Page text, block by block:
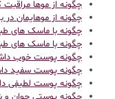
چگونه از موها مراقبت
چگونه از موهایمان
چگونه با ماسک های
چگونه با ماسک های
چگونه پوست خوب
چگونه پوست سفید
چگونه پوست لطیفی